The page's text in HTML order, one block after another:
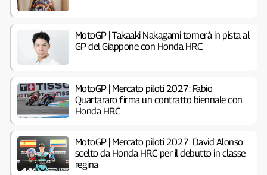
MotoGP | Takaaki Nakagami tornerà in pista al
GP del Giappone con Honda HRC
MotoGP | Mercato piloti 2027: Fabio
Quartararo firma un contratto biennale con
Honda HRC
MotoGP | Mercato piloti 2027: David Alonso
scelto da Honda HRC per il debutto in classe
regina